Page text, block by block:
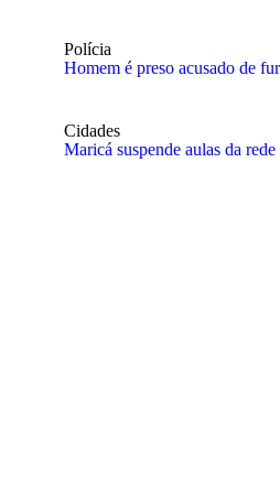
Polícia
Homem é preso acusado de
Cidades
Maricá suspende aulas da